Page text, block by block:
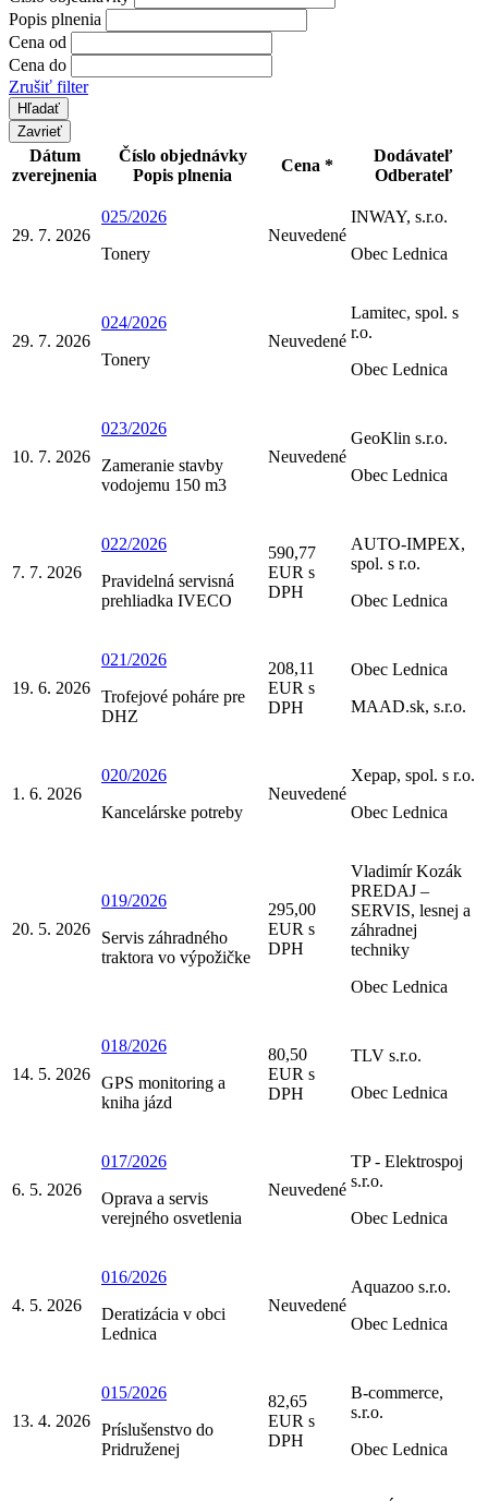
Popis plnenia
Cena od
Cena do
Zrušiť filter
Zavrieť
Dátum
zverejnenia
Číslo objednávky
Popis plnenia
Cena *
Dodávateľ
Odberateľ
29. 7. 2026
025/2026
Tonery
Neuvedené
INWAY, s.r.o.
Obec Lednica
29. 7. 2026
024/2026
Tonery
Neuvedené
Lamitec, spol. s
r.o.
Obec Lednica
10. 7. 2026
023/2026
Zameranie stavby
vodojemu 150 m3
Neuvedené
GeoKlin s.r.o.
Obec Lednica
7. 7. 2026
022/2026
Pravidelná servisná
prehliadka IVECO
590,77
EUR s
DPH
AUTO-IMPEX,
spol. s r.o.
Obec Lednica
19. 6. 2026
021/2026
Trofejové poháre pre
DHZ
208,11
EUR s
DPH
Obec Lednica
MAAD.sk, s.r.o.
1. 6. 2026
020/2026
Kancelárske potreby
Neuvedené
Xepap, spol. s r.o.
Obec Lednica
20. 5. 2026
019/2026
Servis záhradného
traktora vo výpožičke
295,00
EUR s
DPH
Vladimír Kozák
PREDAJ –
SERVIS, lesnej a
záhradnej
techniky
Obec Lednica
14. 5. 2026
018/2026
GPS monitoring a
kniha jázd
80,50
EUR s
DPH
TLV s.r.o.
Obec Lednica
6. 5. 2026
017/2026
Oprava a servis
verejného osvetlenia
Neuvedené
TP - Elektrospoj
s.r.o.
Obec Lednica
4. 5. 2026
016/2026
Deratizácia v obci
Lednica
Neuvedené
Aquazoo s.r.o.
Obec Lednica
13. 4. 2026
015/2026
Príslušenstvo do
Pridruženej
82,65
EUR s
DPH
B-commerce,
s.r.o.
Obec Lednica